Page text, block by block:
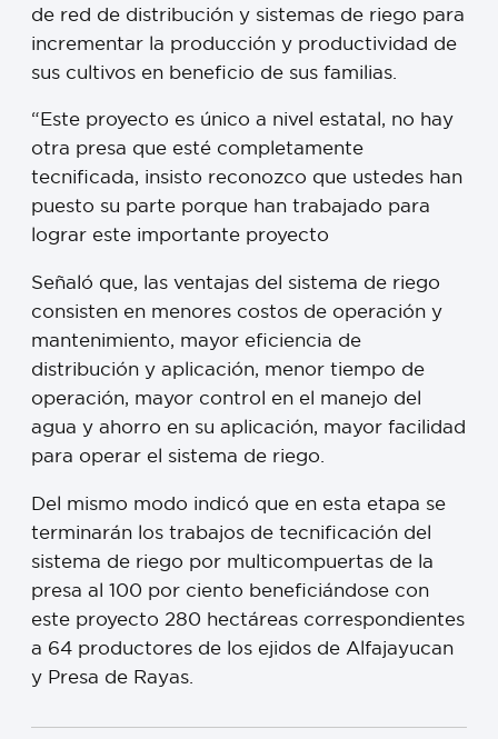
de red de distribución y sistemas de riego para
incrementar la producción y productividad de
sus cultivos en beneficio de sus familias.
“Este proyecto es único a nivel estatal, no hay
otra presa que esté completamente
tecnificada, insisto reconozco que ustedes han
puesto su parte porque han trabajado para
lograr este importante proyecto
Señaló que, las ventajas del sistema de riego
consisten en menores costos de operación y
mantenimiento, mayor eficiencia de
distribución y aplicación, menor tiempo de
operación, mayor control en el manejo del
agua y ahorro en su aplicación, mayor facilidad
para operar el sistema de riego.
Del mismo modo indicó que en esta etapa se
terminarán los trabajos de tecnificación del
sistema de riego por multicompuertas de la
presa al 100 por ciento beneficiándose con
este proyecto 280 hectáreas correspondientes
a 64 productores de los ejidos de Alfajayucan
y Presa de Rayas.